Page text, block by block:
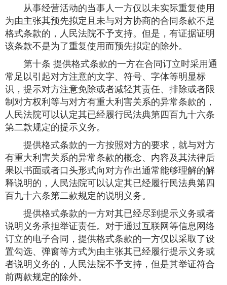
从事经营活动的当事人一方仅以未实际重复使用
为由主张其预先拟定且未与对方协商的合同条款不是
格式条款的，人民法院不予支持。但是，有证据证明
该条款不是为了重复使用而预先拟定的除外。
第十条 提供格式条款的一方在合同订立时采用通
常足以引起对方注意的文字、符号、字体等明显标
识，提示对方注意免除或者减轻其责任、排除或者限
制对方权利等与对方有重大利害关系的异常条款的，
人民法院可以认定其已经履行民法典第四百九十六条
第二款规定的提示义务。
提供格式条款的一方按照对方的要求，就与对方
有重大利害关系的异常条款的概念、内容及其法律后
果以书面或者口头形式向对方作出通常能够理解的解
释说明的，人民法院可以认定其已经履行民法典第四
百九十六条第二款规定的说明义务。
提供格式条款的一方对其已经尽到提示义务或者
说明义务承担举证责任。对于通过互联网等信息网络
订立的电子合同，提供格式条款的一方仅以采取了设
置勾选、弹窗等方式为由主张其已经履行提示义务或
者说明义务的，人民法院不予支持，但是其举证符合
前两款规定的除外。